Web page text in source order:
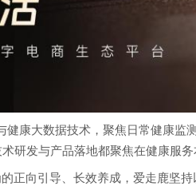
康大数据技术，聚焦日常健康监
研发与产品落地都聚焦在健康服务
正向引导、长效养成，爱走鹿坚